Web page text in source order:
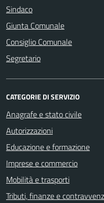
Sindaco
Giunta Comunale
Consiglio Comunale
Segretario
CATEGORIE DI SERVIZIO
Anagrafe e stato civile
Autorizzazioni
Educazione e formazione
Imprese e commercio
Mobilità e trasporti
Tributi, finanze e